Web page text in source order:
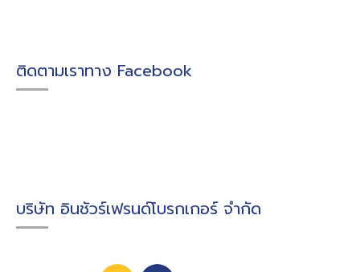
ติดตามเราทาง Facebook
บริษัท อินชัวร์เฟรนด์โบรกเกอร์ จำกัด